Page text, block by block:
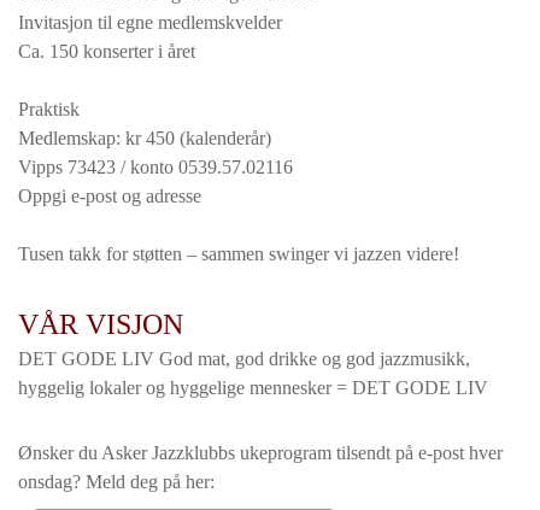
Invitasjon til egne medlemskvelder
Ca. 150 konserter i året
Praktisk
Medlemskap: kr 450 (kalenderår)
Vipps 73423 / konto 0539.57.02116
Oppgi e-post og adresse
Tusen takk for støtten – sammen swinger vi jazzen videre!
VÅR VISJON
DET GODE LIV God mat, god drikke og god jazzmusikk,
hyggelig lokaler og hyggelige mennesker = DET GODE LIV
Ønsker du Asker Jazzklubbs ukeprogram tilsendt på e-post hver
onsdag? Meld deg på her: